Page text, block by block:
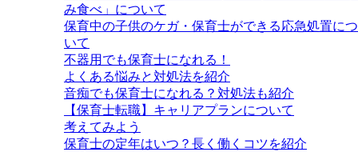
み食べ」について
保育中の子供のケガ・保育士ができる応急処置につ
いて
不器用でも保育士になれる！
よくある悩みと対処法を紹介
音痴でも保育士になれる？対処法も紹介
【保育士転職】キャリアプランについて
考えてみよう
保育士の定年はいつ？長く働くコツを紹介